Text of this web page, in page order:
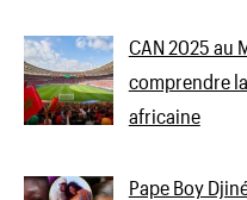
CAN 2025 au
comprendre
africaine
Pape Boy